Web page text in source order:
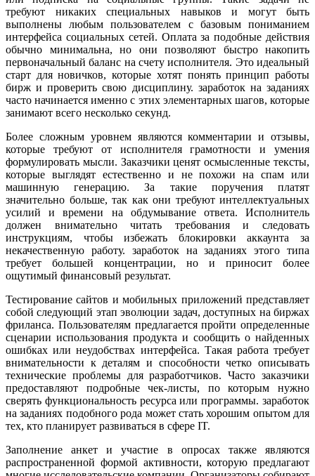
требуют никаких специальных навыков и могут быть
выполнены любым пользователем с базовым пониманием
интерфейса социальных сетей. Оплата за подобные действия
обычно минимальна, но они позволяют быстро накопить
первоначальный баланс на счету исполнителя. Это идеальный
старт для новичков, которые хотят понять принцип работы
бирж и проверить свою дисциплину. заработок на заданиях
часто начинается именно с этих элементарных шагов, которые
занимают всего несколько секунд.
Более сложным уровнем являются комментарии и отзывы,
которые требуют от исполнителя грамотности и умения
формулировать мысли. Заказчики ценят осмысленные тексты,
которые выглядят естественно и не похожи на спам или
машинную генерацию. За такие поручения платят
значительно больше, так как они требуют интеллектуальных
усилий и времени на обдумывание ответа. Исполнитель
должен внимательно читать требования и следовать
инструкциям, чтобы избежать блокировки аккаунта за
некачественную работу. заработок на заданиях этого типа
требует большей концентрации, но и приносит более
ощутимый финансовый результат.
Тестирование сайтов и мобильных приложений представляет
собой следующий этап эволюции задач, доступных на биржах
фриланса. Пользователям предлагается пройти определенные
сценарии использования продукта и сообщить о найденных
ошибках или неудобствах интерфейса. Такая работа требует
внимательности к деталям и способности четко описывать
технические проблемы для разработчиков. Часто заказчики
предоставляют подробные чек-листы, по которым нужно
сверять функциональность ресурса или программы. заработок
на заданиях подобного рода может стать хорошим опытом для
тех, кто планирует развиваться в сфере IT.
Заполнение анкет и участие в опросах также являются
распространенной формой активности, которую предлагают